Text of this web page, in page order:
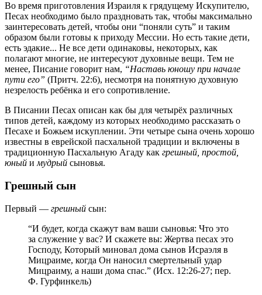
Во время приготовления Израиля к грядущему Искупителю,
Песах необходимо было праздновать так, чтобы максимально
заинтересовать детей, чтобы они “поняли суть” и таким
образом были готовы к приходу Мессии. Но есть такие дети,
есть эдакие... Не все дети одинаковы, некоторых, как
полагают многие, не интересуют духовные вещи. Тем не
менее, Писание говорит нам, “Наставь юношу при начале
пути его” (Притч. 22:6), несмотря на понятную духовную
незрелость ребёнка и его сопротивление.
В Писании Песах описан как бы для четырёх различных
типов детей, каждому из которых необходимо рассказать о
Песахе и Божьем искуплении. Эти четыре сына очень хорошо
известны в еврейской пасхальной традиции и включены в
традиционную Пасхальную Агаду как грешный, простой,
юный и мудрый сыновья.
Грешный сын
Первый — грешный сын:
“И будет, когда скажут вам ваши сыновья: Что это
за служение у вас? И скажете вы: Жертва песах это
Господу, Который миновал дома сынов Исраэля в
Мицраиме, когда Он наносил смертельный удар
Мицраиму, а наши дома спас.” (Исх. 12:26-27; пер.
Ф. Гурфинкель)